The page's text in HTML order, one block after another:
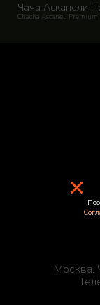
Чача Асканели
Chacha Ascaneli Premium
Москва,
×